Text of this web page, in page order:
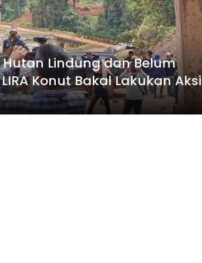
Lindung dan Belum
Konut Bakal Lakukan Aksi